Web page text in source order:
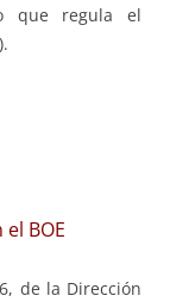
que regula el
BOE
de la Dirección